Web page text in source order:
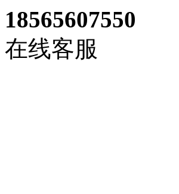
18565607550
在线客服